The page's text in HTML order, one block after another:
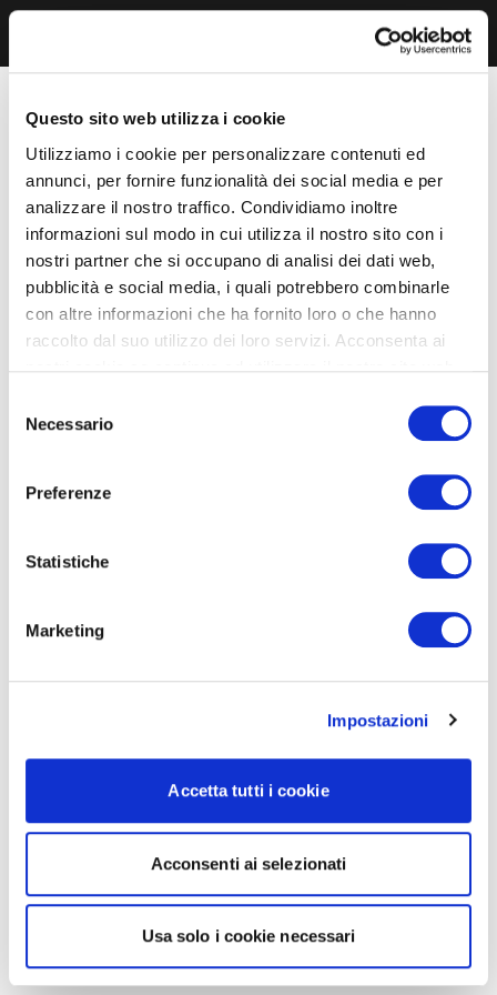
Questo sito web utilizza i cookie
Utilizziamo i cookie per personalizzare contenuti ed
annunci, per fornire funzionalità dei social media e per
analizzare il nostro traffico. Condividiamo inoltre
informazioni sul modo in cui utilizza il nostro sito con i
nostri partner che si occupano di analisi dei dati web,
pubblicità e social media, i quali potrebbero combinarle
con altre informazioni che ha fornito loro o che hanno
raccolto dal suo utilizzo dei loro servizi. Acconsenta ai
delNecessario
Preferenze
Statistiche
Marketing
Impostazioni
Accetta tutti i cookie
Acconsenti ai selezionati
Usa solo i cookie necessari